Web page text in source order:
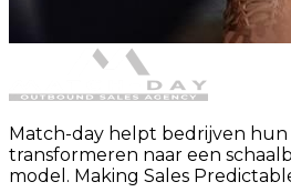
Match-day helpt bedrijven hun
transformeren naar een
model. Making Sales